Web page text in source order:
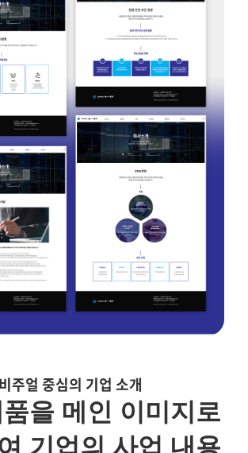
비주얼 중심의 기업 소개
을 메인 이미지로
기업의 사업 내용